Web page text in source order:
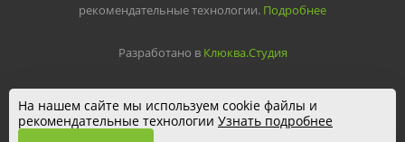
рекомендательные технологии. Подробнее
Разработано в Клюква.Студия
На нашем сайте мы используем cookie файлы и
рекомендательные технологии Узнать подробнее